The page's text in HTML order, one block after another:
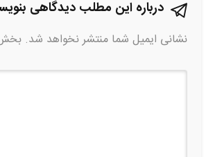
درباره این مطلب دیدگاهی
نشانی ایمیل شما منتشر نخواهد شد.